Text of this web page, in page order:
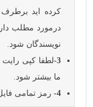
کرده اید برطرف
درمورد مطلب
نویسندگان شود.
3- لطفا کپی رایت
ما بیشتر شود.
4-
رمز تمامی